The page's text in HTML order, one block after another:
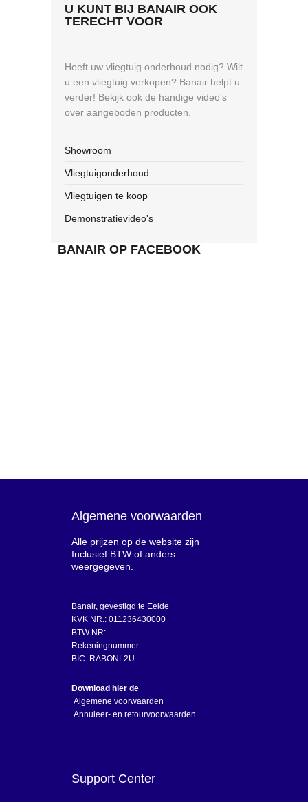
U KUNT BIJ BANAIR OOK
TERECHT VOOR
Heeft uw vliegtuig onderhoud nodig? Wilt
u een vliegtuig verkopen? Banair helpt u
verder! Bekijk ook de handige video's
over aangeboden producten.
Showroom
Vliegtuigonderhoud
Vliegtuigen te koop
Demonstratievideo's
BANAIR OP FACEBOOK
Algemene voorwaarden
Alle prijzen op de website zijn
Inclusief BTW of anders
weergegeven.
Banair, gevestigd te Eelde
KVK NR.: 011236430000
BTW NR:
Rekeningnummer:
BIC: RABONL2U
Download hier de
Algemene voorwaarden
Annuleer- en retourvoorwaarden
Support Center